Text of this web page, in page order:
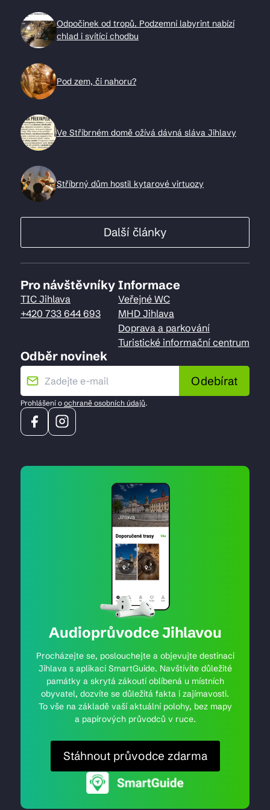
Odpočinek od tropů. Podzemní labyrint nabízí
chlad i svítící chodbu
Pod zem, či nahoru?
Ve Stříbrném domě ožívá dávná sláva Jihlavy
Stříbrný dům hostil kytarové virtuozy
Další články
Pro návštěvníky
TIC Jihlava
+420 733 644 693
Informace
Veřejné WC
MHD Jihlava
Doprava a parkování
Turistické informační centrum
Odběr novinek
Odebírat
Prohlášení o ochraně osobních údajů.
Audioprůvodce Jihlavou
Procházejte se, poslouchejte a objevujte destinaci
Jihlava s aplikací SmartGuide. Navštívíte důležité
památky a skrytá zákoutí oblíbená u místních
obyvatel, dozvíte se důležitá fakta i zajímavosti.
To vše na základě vaší aktuální polohy, bez mapy
a papírových průvodců v ruce.
Stáhnout průvodce zdarma